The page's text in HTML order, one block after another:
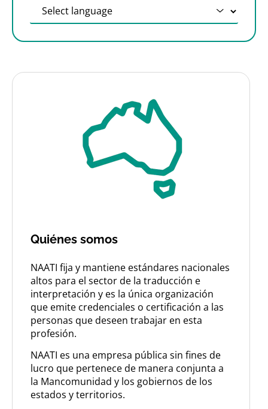
Quiénes somos
NAATI fija y mantiene estándares nacionales
altos para el sector de la traducción e
interpretación y es la única organización
que emite credenciales o certificación a las
personas que deseen trabajar en esta
profesión.
NAATI es una empresa pública sin fines de
lucro que pertenece de manera conjunta a
la Mancomunidad y los gobiernos de los
estados y territorios.